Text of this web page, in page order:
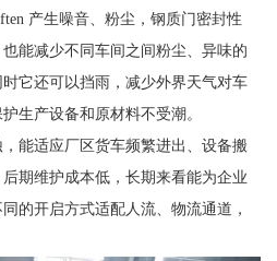
产生噪音、粉尘，钢质门密封性
能减少不同车间之间粉尘、异味的
它还可以挡雨，减少外界天气对车
生产设备和原材料不受潮。
能适应厂区货车频繁进出、设备搬
期维护成本低，长期来看能为企业
的开启方式适配人流、物流通道，